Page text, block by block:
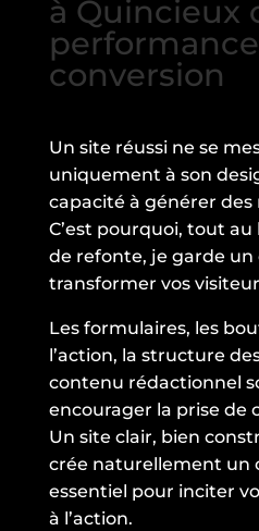
à Quincieux
conversion
Un site réussi ne se
uniquement à son
capacité à générer
C’est pourquoi, tout
de refonte, je garde un
transformer vos
Les formulaires, les
l’action, la structure
contenu rédactionnel
encourager la prise de
Un site clair, bien
crée naturellement un
essentiel pour inciter
à l’action.